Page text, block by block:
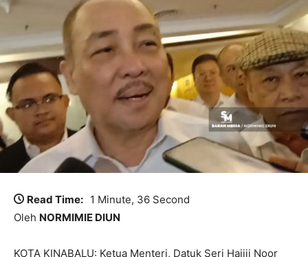
Read Time: 1 Minute, 36 Second
Oleh NORMIMIE DIUN
KOTA KINABALU: Ketua Menteri, Datuk Seri Hajiji Noor